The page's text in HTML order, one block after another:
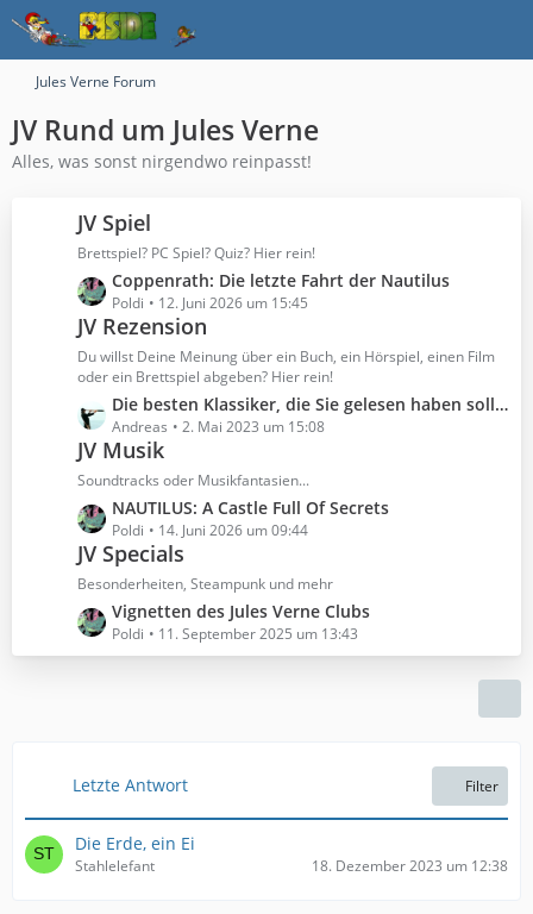
Jules Verne Forum
JV Rund um Jules Verne
Alles, was sonst nirgendwo reinpasst!
JV Spiel
Brettspiel? PC Spiel? Quiz? Hier rein!
L
e
z
t
B
e
i
r
ä
g
e
Coppenrath: Die letzte Fahrt der Nautilus
Poldi 12. Juni 2026 um 15:45
JV Rezension
Du willst Deine Meinung über ein Buch, ein Hörspiel, einen Film
oder ein Brettspiel abgeben? Hier rein!
L
e
z
e
B
e
i
t
r
Die besten Klassiker, die Sie gelesen haben sollten
Andreas 2. Mai 2023 um 15:08
JV Musik
Soundtracks oder Musikfantasien...
L
e
z
e
B
g
e
NAUTILUS: A Castle Full Of Secrets
Poldi 14. Juni 2026 um 09:44
JV Specials
Besonderheiten, Steampunk und mehr
L
e
t
e
t
r
ä
Vignetten des Jules Verne Clubs
Poldi 11. September 2025 um 13:43
Letzte Antwort Filter
Die Erde, ein Ei
Stahlelefant 18. Dezember 2023 um 12:38